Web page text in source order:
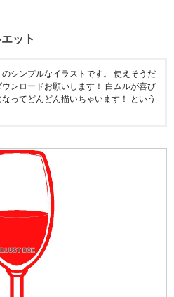
ット
シンプルなイラストです。 使えそうだ
ンロードお願いします！ 白ムルが喜び
ってどんどん描いちゃいます！ という